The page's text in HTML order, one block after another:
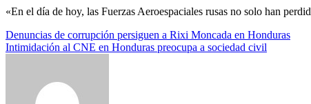
«En el día de hoy, las Fuerzas Aeroespaciales rusas no solo han
Navegación
de
Denuncias de corrupción persiguen a Rixi Moncada en Honduras
Intimidación al CNE en Honduras preocupa a sociedad civil